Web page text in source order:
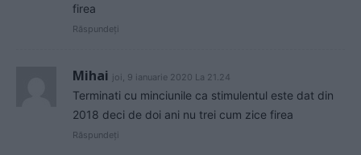
firea
Răspundeți
Mihai joi, 9 ianuarie 2020 La 21.24
Terminati cu minciunile ca stimulentul este dat din
2018 deci de doi ani nu trei cum zice firea
Răspundeți